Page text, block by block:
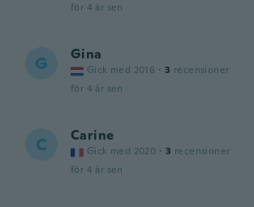
för 4 år sen
G Gina
Gick med 2016 · 3 recensioner
för 4 år sen
C Carine
Gick med 2020 · 3 recensioner
för 4 år sen